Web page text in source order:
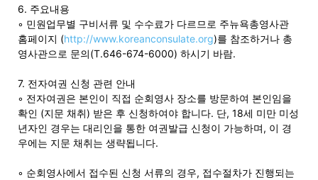
(PA/NJ/DE)
6. 주요내용
◦ 민원업무별 구비서류 및 수수료가 다르므로 주뉴욕총영사관
홈페이지 (http://www.koreanconsulate.org)를 참조하거나 총
영사관으로 문의(T.646-674-6000) 하시기 바람.
7. 전자여권 신청 관련 안내
◦ 전자여권은 본인이 직접 순회영사 장소를 방문하여 본인임을
확인 (지문 채취) 받은 후 신청하여야 합니다. 단, 18세 미만 미성
년자인 경우는 대리인을 통한 여권발급 신청이 가능하며, 이 경
우에는 지문 채취는 생략됩니다.
◦ 순회영사에서 접수된 신청 서류의 경우, 접수절차가 진행되는